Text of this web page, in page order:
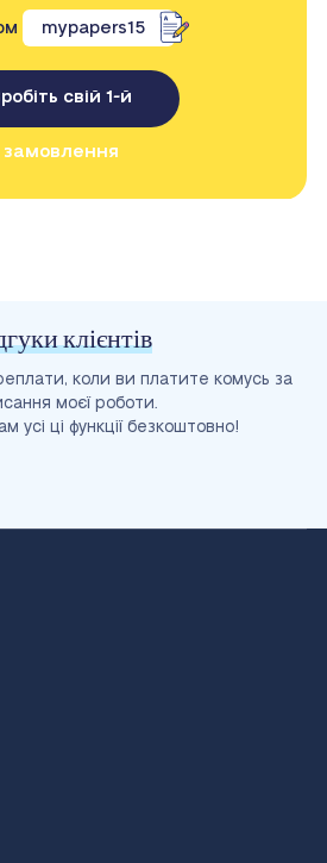
mypapers15
свій 1-й
замовлення
клієнтів
коли ви платите комусь за
моєї роботи.
усі ці функції безкоштовно!